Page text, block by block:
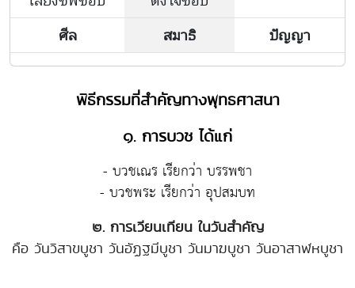
ศีล สมาธิ ปัญญา
พิธีกรรมที่สำคัญทางพุทธศาสนา
๑. การบวช ได้แก่
- บวชเณร เรียกว่า บรรพชา
- บวชพระ เรียกว่า อุปสมบท
๒. การเวียนเทียน ในวันสำคัญ
คือ วันวิสาขบูชา วันอัฏฐมีบูชา วันมาฆบูชา วันอาสาฬหบูชา